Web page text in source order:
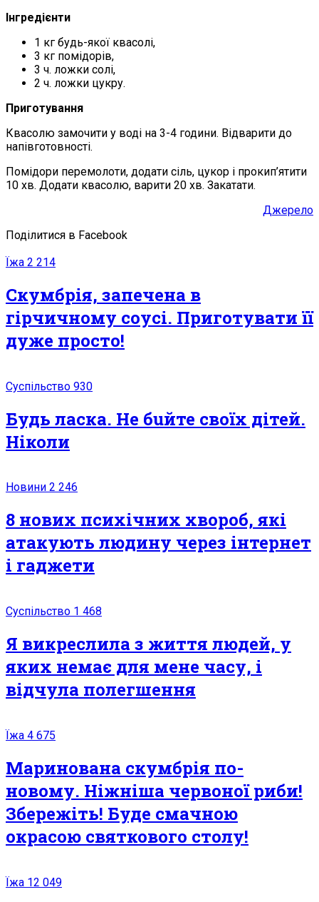
Інгредієнти
1 кг будь-якої квасолі,
3 кг помідорів,
3 ч. ложки солі,
2 ч. ложки цукру.
Приготування
Квасолю замочити у воді на 3-4 години. Відварити до
напівготовності.
Помідори перемолоти, додати сіль, цукор і прокип’ятити
10 хв. Додати квасолю, варити 20 хв. Закатати.
Джерело
Поділитися в Facebook
Їжа 2 214
Скумбрія, запечена в
гірчичному соусі. Приготувати її
дуже просто!
Суспільство 930
Будь ласка. Не бuйте своїх дітей.
Ніколи
Новини 2 246
8 нових психічних хвороб, які
атакують людину через інтернет
і гаджети
Суспільство 1 468
Я викреслила з життя людей, у
яких немає для мене часу, і
відчула полегшення
Їжа 4 675
Маринована скумбрія по-
новому. Ніжніша червоної риби!
Збережіть! Буде смачною
окрасою святкового столу!
Їжа 12 049